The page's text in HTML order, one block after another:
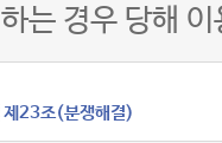
하는 경우 당해
제23조(분쟁해결)